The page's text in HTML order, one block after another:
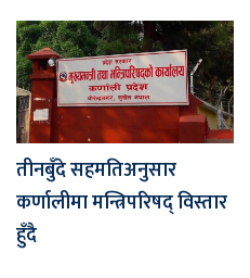
तीनबुँदे सहमतिअनुसार
कर्णालीमा मन्त्रिपरिषद् विस्तार
हुँदै